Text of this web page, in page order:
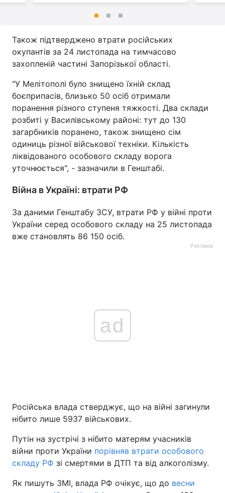
Також підтверджено втрати російських
окупантів за 24 листопада на тимчасово
захопленій частині Запорізької області.
"У Мелітополі було знищено їхній склад
боєприпасів, близько 50 осіб отримали
поранення різного ступеня тяжкості. Два склади
розбиті у Василівському районі: тут до 130
загарбників поранено, також знищено сім
одиниць різної військової техніки. Кількість
ліквідованого особового складу ворога
уточнюється", - зазначили в Генштабі.
Війна в Україні: втрати РФ
За даними Генштабу ЗСУ, втрати РФ у війні проти
України серед особового складу на 25 листопада
вже становлять 86 150 осіб.
Реклама
ad
Російська влада стверджує, що на війні загинули
нібито лише 5937 військових.
Путін на зустрічі з нібито матерям учасників
війни проти України порівняв втрати особового
складу РФ зі смертями в ДТП та від алкоголізму.
Як пишуть ЗМІ, влада РФ очікує, що до весни